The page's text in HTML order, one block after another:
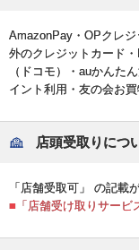
AmazonPay・OPクレ
外のクレジットカード
（ドコモ）・auかんた
イント利用・友の会お
店頭受取りにつ
「店舗受取可」 の記載
■「店舗受け取りサービ